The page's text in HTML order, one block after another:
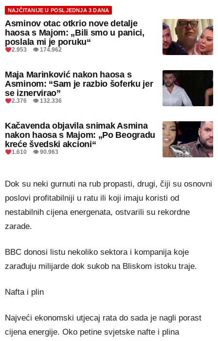
NAJČITANIJE U POSLJEDNJA 3 DANA
Asminov otac otkrio nove detalje
haosa s Majom: „Bili smo u panici,
poslala mi je poruku“
2.953 👁 174.962
Maja Marinković nakon haosa s
Asminom: “Sam je razbio šoferku jer
se iznervirao”
2.376 👁 132.336
Kačavenda objavila snimak Asmina
nakon haosa s Majom: „Po Beogradu
kreće švedski akcioni“
1.610 👁 90.963
Dok su neki gurnuti na rub propasti, drugi, čiji su osnovni
poslovi profitabilniji u ratu ili koji imaju koristi od
nestabilnih cijena energenata, ostvarili su rekordne
zarade.
BBC donosi listu nekoliko sektora i kompanija koje
zarađuju milijarde dok sukob na Bliskom istoku traje.
Nafta i plin
Najveći ekonomski utjecaj rata do sada je nagli porast
cijena energije. Oko petine svjetske nafte i plina